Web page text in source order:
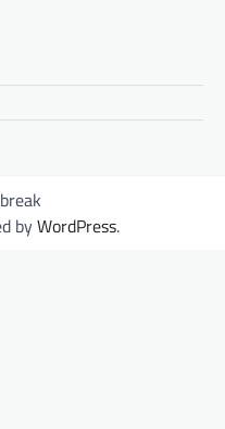
byWordPress.